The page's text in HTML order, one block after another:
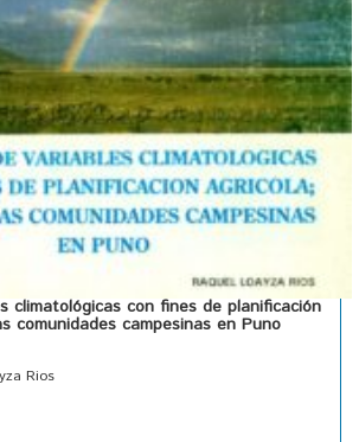
climatológicas con fines de planificación
comunidades campesinas en Puno
Rios